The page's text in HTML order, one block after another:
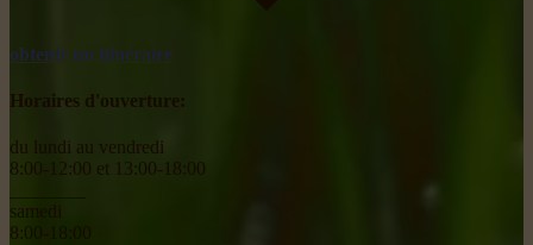
obtenir un itinéraire
Horaires d'ouverture:
du lundi au vendredi
8:00-12:00 et 13:00-18:00
samedi
8:00-18:00